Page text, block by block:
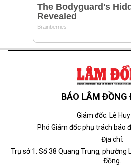
BÁO LÂM ĐỒNG
Giám đốc: Lê
Phó Giám đốc phụ trách báo
Địa chỉ:
Trụ sở 1: Số 38 Quang Trung, phường
Đồng.